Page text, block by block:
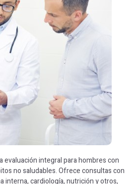
evaluación integral para hombres con
no saludables. Ofrece consultas con
interna, cardiología, nutrición y otros,